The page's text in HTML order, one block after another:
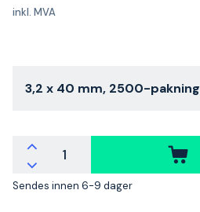
inkl. MVA
3,2 x 40 mm, 2500-pakning
Sendes innen 6-9 dager